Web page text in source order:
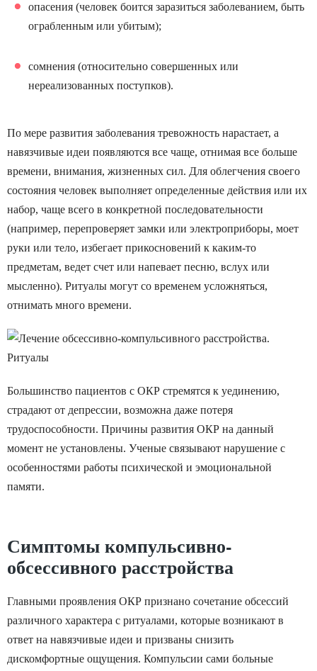
опасения (человек боится заразиться заболеванием, быть
ограбленным или убитым);
сомнения (относительно совершенных или
нереализованных поступков).
По мере развития заболевания тревожность нарастает, а
навязчивые идеи появляются все чаще, отнимая все больше
времени, внимания, жизненных сил. Для облегчения своего
состояния человек выполняет определенные действия или их
набор, чаще всего в конкретной последовательности
(например, перепроверяет замки или электроприборы, моет
руки или тело, избегает прикосновений к каким-то
предметам, ведет счет или напевает песню, вслух или
мысленно). Ритуалы могут со временем усложняться,
отнимать много времени.
Большинство пациентов с ОКР стремятся к уединению,
страдают от депрессии, возможна даже потеря
трудоспособности. Причины развития ОКР на данный
момент не установлены. Ученые связывают нарушение с
особенностями работы психической и эмоциональной
памяти.
Симптомы компульсивно-
обсессивного расстройства
Главными проявления ОКР признано сочетание обсессий
различного характера с ритуалами, которые возникают в
ответ на навязчивые идеи и призваны снизить
дискомфортные ощущения. Компульсии сами больные